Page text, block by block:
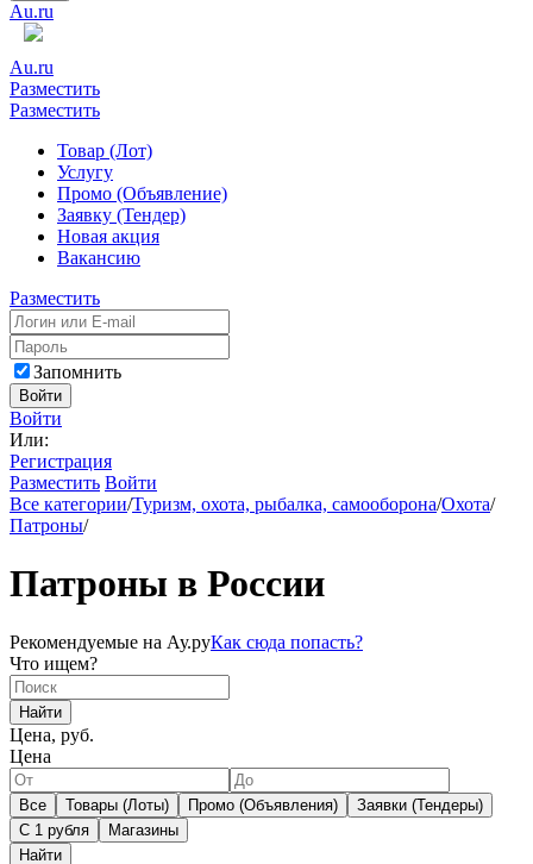
Au.ru
Au.ru
Разместить
Разместить
Товар (Лот)
Услугу
Промо (Объявление)
Заявку (Тендер)
Новая акция
Вакансию
Разместить
Запомнить
Войти
Войти
Или:
Регистрация
Разместить Войти
Все категории/Туризм, охота, рыбалка, самооборона/Охота/
Патроны/
Патроны в России
Рекомендуемые на Ау.руКак сюда попасть?
Что ищем?
Найти
Цена, руб.
Цена
Все Товары (Лоты) Промо (Объявления)
Заявки (Тендеры)
С 1 рубля
Магазины